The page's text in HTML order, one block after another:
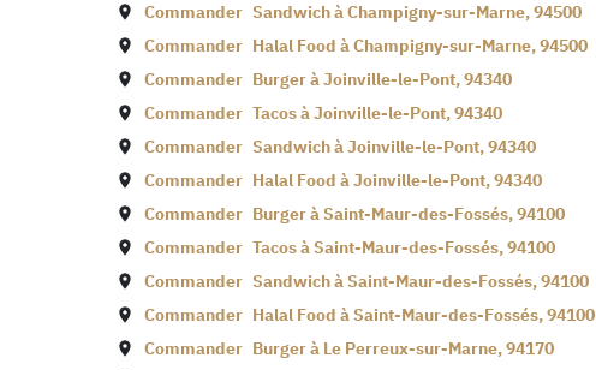
Commander Sandwich àChampigny-sur-Marne,94500
Commander Halal Food àChampigny-sur-Marne,94500
Commander Burger àJoinville-le-Pont,94340
Commander Tacos àJoinville-le-Pont,94340
Commander Sandwich àJoinville-le-Pont,94340
Commander Halal Food àJoinville-le-Pont,94340
Commander Burger àSaint-Maur-des-Fossés,94100
Commander Tacos àSaint-Maur-des-Fossés,94100
Commander Sandwich àSaint-Maur-des-Fossés,94100
Commander Halal Food àSaint-Maur-des-Fossés,94100
Commander Burger à Le Perreux-sur-Marne,94170